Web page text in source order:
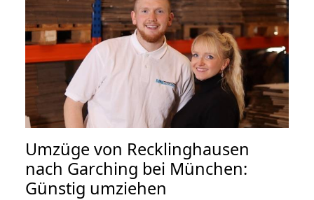
Umzüge von Recklinghausen
nach Garching bei München:
Günstig umziehen